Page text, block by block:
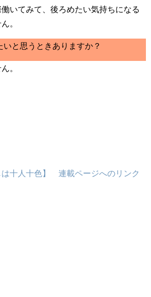
いてみて、後ろめたい気持ちになる
。
いと思うときありますか？
。
は十人十色】 連載ページへのリンク